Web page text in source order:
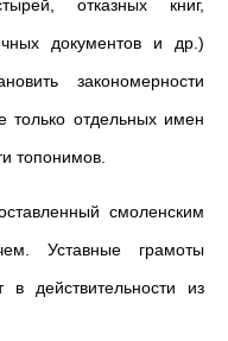
отказных книг,
документов и др.)
закономерности
только отдельных имен
топонимов.
смоленским
Уставные грамоты
в действительности из